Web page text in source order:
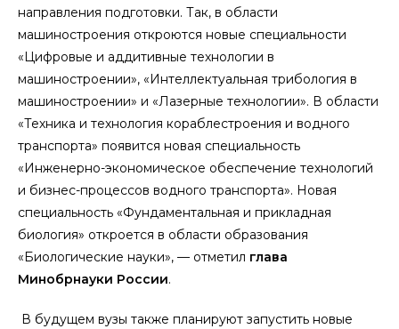
направления подготовки. Так, в области
машиностроения откроются новые специальности
«Цифровые и аддитивные технологии в
машиностроении», «Интеллектуальная трибология в
машиностроении» и «Лазерные технологии». В области
«Техника и технология кораблестроения и водного
транспорта» появится новая специальность
«Инженерно-экономическое обеспечение технологий
и бизнес-процессов водного транспорта». Новая
специальность «Фундаментальная и прикладная
биология» откроется в области образования
«Биологические науки», — отметил глава
Минобрнауки России.
В будущем вузы также планируют запустить новые